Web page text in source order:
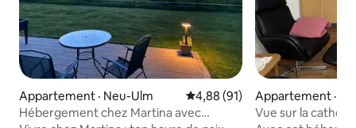
Appartement · Neu-Ulm Note moyenne de 4,88 sur 5,
4,88 (91)
Hébergement chez Martina avec
Appartement ·
Vue sur la